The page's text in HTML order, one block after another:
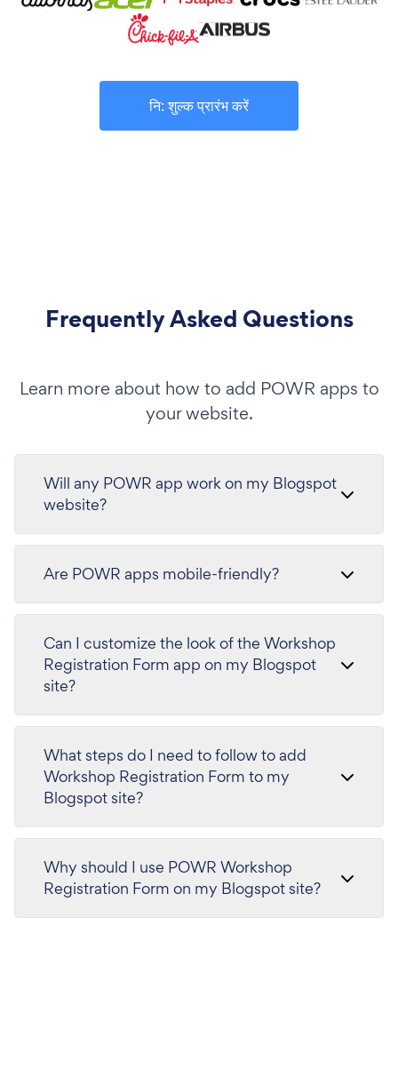
नि: शुल्क प्रारंभ करें
Frequently Asked Questions
Learn more about how to add POWR apps to
your website.
Will any POWR app work on my Blogspot
website?
Are POWR apps mobile-friendly?
Can I customize the look of the Workshop
Registration Form app on my Blogspot
site?
What steps do I need to follow to add
Workshop Registration Form to my
Blogspot site?
Why should I use POWR Workshop
Registration Form on my Blogspot site?